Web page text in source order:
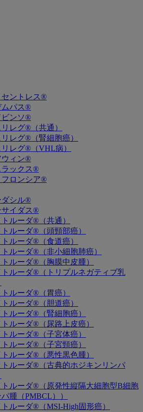
セントレス®
ムパス®
ビンソ®
リレグ®（共通）
リレグ®（腎細胞癌）
リレグ®（VHL病）
ウィン®
ラックス®
フロンシア®
ダシル®
サイダス®
ルーダ®（共通）
ルーダ®（頭頸部癌）
ルーダ®（食道癌）
ルーダ®（非小細胞肺癌）
ルーダ®（胸膜中皮腫）
トルーダ®（トリプルネガティブ乳
ルーダ®（胃癌）
ルーダ®（胆道癌）
ルーダ®（腎細胞癌）
ルーダ®（尿路上皮癌）
ルーダ®（子宮体癌）
ルーダ®（子宮頸癌）
ルーダ®（悪性黒色腫）
トルーダ®（古典的ホジキンリンパ
トルーダ®（原発性縦隔大細胞型B細胞
パ腫（PMBCL））
ルーダ®（MSI-High固形癌）